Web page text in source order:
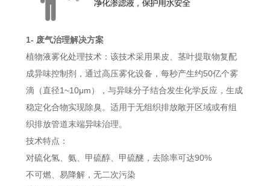
1- 废气治理解决方案
植物液雾化处理技术：该技术采用果皮、茎叶提取物复配
成异味控制剂，通过高压雾化设备，每秒产生约50亿个雾
滴（直径1~10μm），与异味分子结合发生化学反应，生成
稳定化合物实现除臭。适用于无组织排放敞开区域或有组
织排放管道末端异味治理。
技术特点：
对硫化氢、氨、甲硫醇、甲硫醚，去除率可达90%
不可燃、易降解，无二次污染